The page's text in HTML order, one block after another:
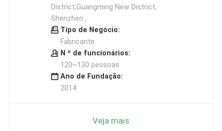
District,Guangming New District,
Shenzhen ,
Tipo de Negócio:
Fabricante
N º de funcionários:
120~130 pessoas
Ano de Fundação:
2014
Veja mais